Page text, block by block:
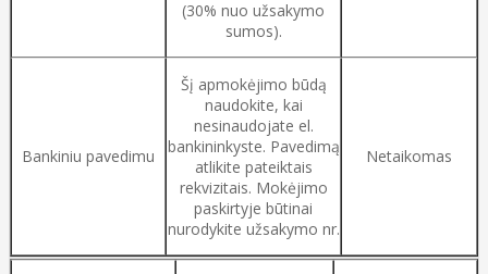
(30% nuo užsakymo
sumos).
Bankiniu pavedimu
Šį apmokėjimo būdą
naudokite, kai
nesinaudojate el.
bankininkyste. Pavedimą
atlikite pateiktais
rekvizitais. Mokėjimo
paskirtyje būtinai
nurodykite užsakymo nr.
Netaikomas